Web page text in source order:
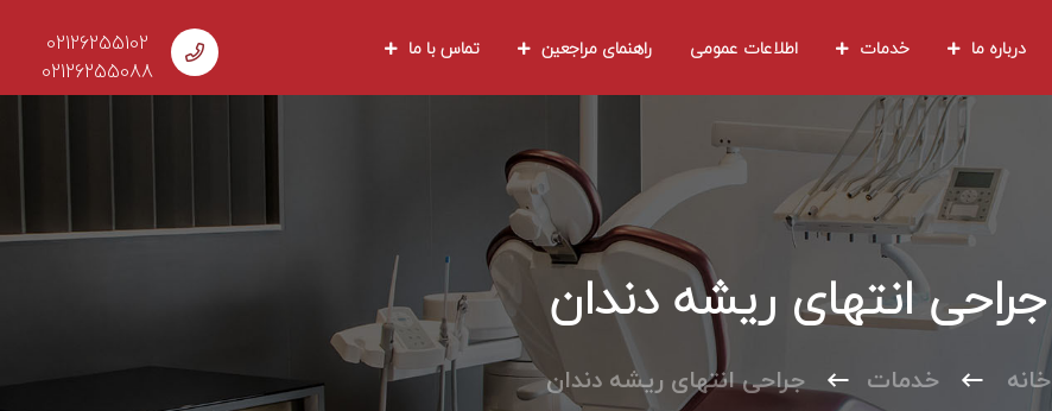
درباره ما خدمات اطلاعات عمومی راهنمای مراجعین تماس با ما
02126255102
02126255088
جراحی انتهای ریشه دندان
خانه خدمات جراحی انتهای ریشه دندان